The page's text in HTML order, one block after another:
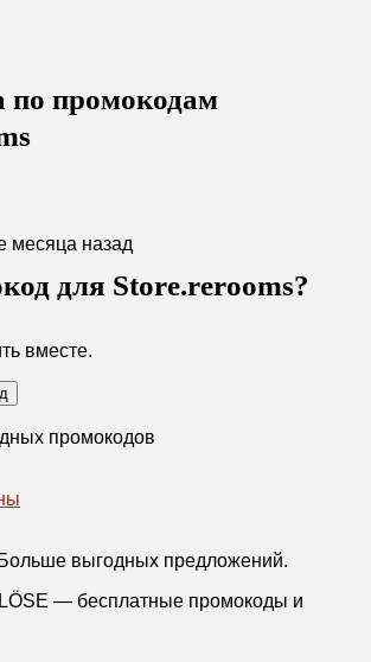
по промокодам
месяца назад
для Store.rerooms?
вместе.
промокодов
выгодных предложений.
— бесплатные промокоды и